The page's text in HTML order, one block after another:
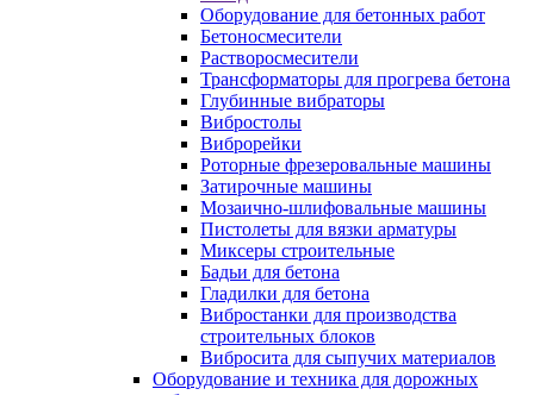
Оборудование для бетонных работ
Бетоносмесители
Растворосмесители
Трансформаторы для прогрева бетона
Глубинные вибраторы
Вибростолы
Виброрейки
Роторные фрезеровальные машины
Затирочные машины
Мозаично-шлифовальные машины
Пистолеты для вязки арматуры
Миксеры строительные
Бадьи для бетона
Гладилки для бетона
Вибростанки для производства
строительных блоков
Вибросита для сыпучих материалов
Оборудование и техника для дорожных